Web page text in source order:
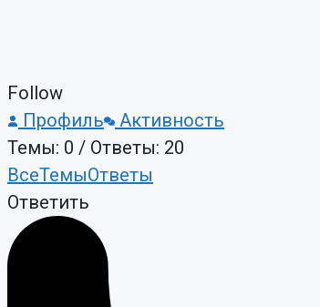
Follow
Профиль
Активность
Темы: 0 / Ответы: 20
ВсеТемыОтветы
Ответить